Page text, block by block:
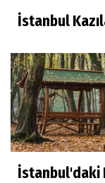
İstanbul
İstanbul'daki